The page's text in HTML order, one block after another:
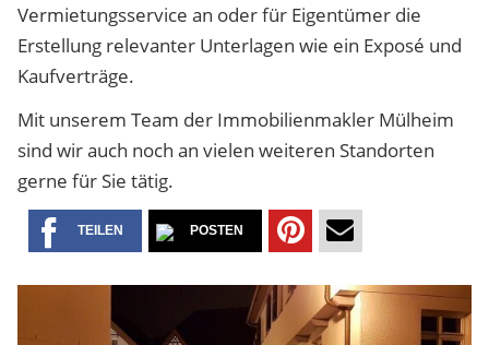
Vermietungsservice an oder für Eigentümer die
Erstellung relevanter Unterlagen wie ein Exposé und
Kaufverträge.
Mit unserem Team der Immobilienmakler Mülheim
sind wir auch noch an vielen weiteren Standorten
gerne für Sie tätig.
TEILEN POSTEN TEILEN
PINTERESTVERSENDEN